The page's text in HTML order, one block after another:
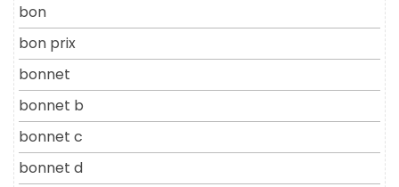
bon
bon prix
bonnet
bonnet b
bonnet c
bonnet d